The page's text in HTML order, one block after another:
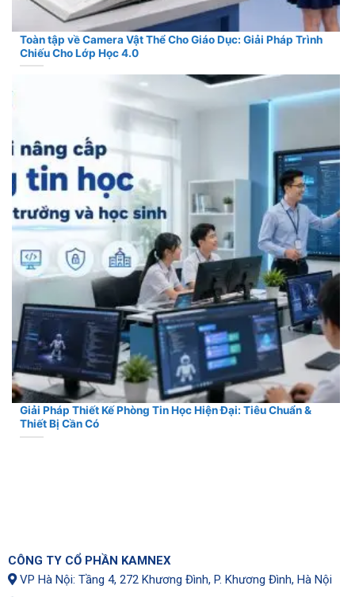
Toàn tập về Camera Vật Thể Cho Giáo Dục: Giải Pháp Trình
Chiếu Cho Lớp Học 4.0
Giải Pháp Thiết Kế Phòng Tin Học Hiện Đại: Tiêu Chuẩn &
Thiết Bị Cần Có
CÔNG TY CỔ PHẦN KAMNEX
VP Hà Nội: Tầng 4, 272 Khương Đình, P. Khương Đình, Hà Nội